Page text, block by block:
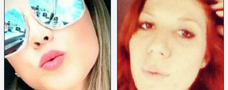
ZOBRAZIT INZERÁT ZOBRAZIT INZERÁT